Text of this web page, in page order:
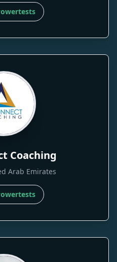
Coaching
Arab Emirates